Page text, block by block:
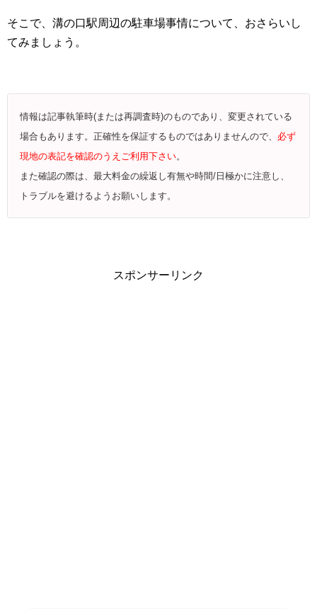
そこで、溝の口駅周辺の駐車場事情について、おさらいし
てみましょう。
情報は記事執筆時(または再調査時)のものであり、変更されている
場合もあります。正確性を保証するものではありませんので、 必ず
現地の表記を確認のうえご利用下さい。
また確認の際は、最大料金の繰返し有無や時間/日極かに注意し、
トラブルを避けるようお願いします。
スポンサーリンク